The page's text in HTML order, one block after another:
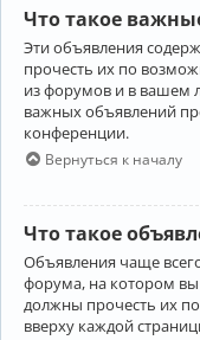
Что такое
Эти объявления
прочесть их по
из форумов и в вашем
важных объявлений
конференции.
Вернуться к началу
Что такое
Объявления чаще
форума, на котором
должны прочесть их
вверху каждой